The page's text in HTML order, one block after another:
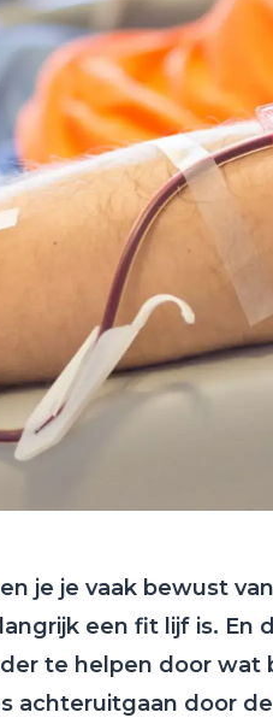
je je vaak bewust
een fit lijf is. En
te helpen door
achteruitgaan door